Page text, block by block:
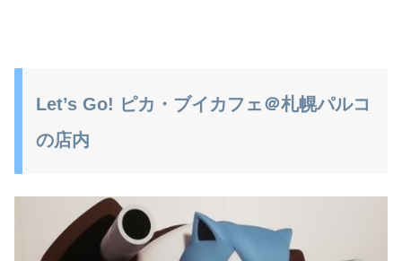
Let’s Go! ピカ・ブイカフェ＠札幌パルコ
の店内